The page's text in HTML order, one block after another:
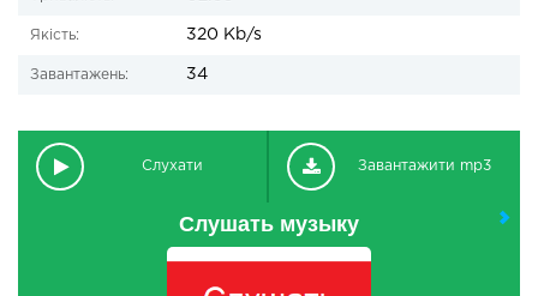
Якість: 320 Kb/s
Завантажень: 34
Слухати Завантажити mp3
Слушать музыку